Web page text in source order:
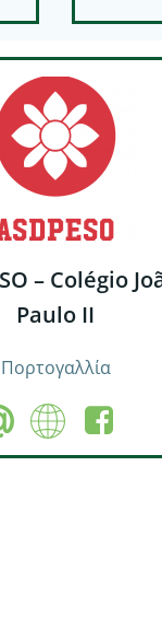
– Colégio
Paulo II
Πορτογαλλία